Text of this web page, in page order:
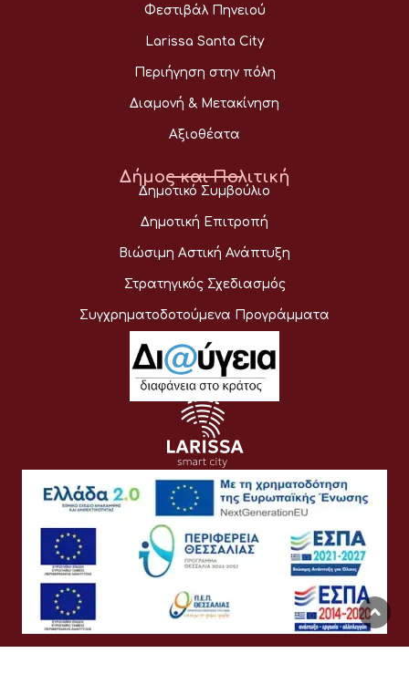
Φεστιβάλ Πηνειού
Larissa Santa City
Περιήγηση στην πόλη
Διαμονή & Μετακίνηση
Αξιοθέατα
Δήμος και Πολιτική
Δημοτικό Συμβούλιο
Δημοτική Επιτροπή
Βιώσιμη Αστική Ανάπτυξη
Στρατηγικός Σχεδιασμός
Συγχρηματοδοτούμενα Προγράμματα